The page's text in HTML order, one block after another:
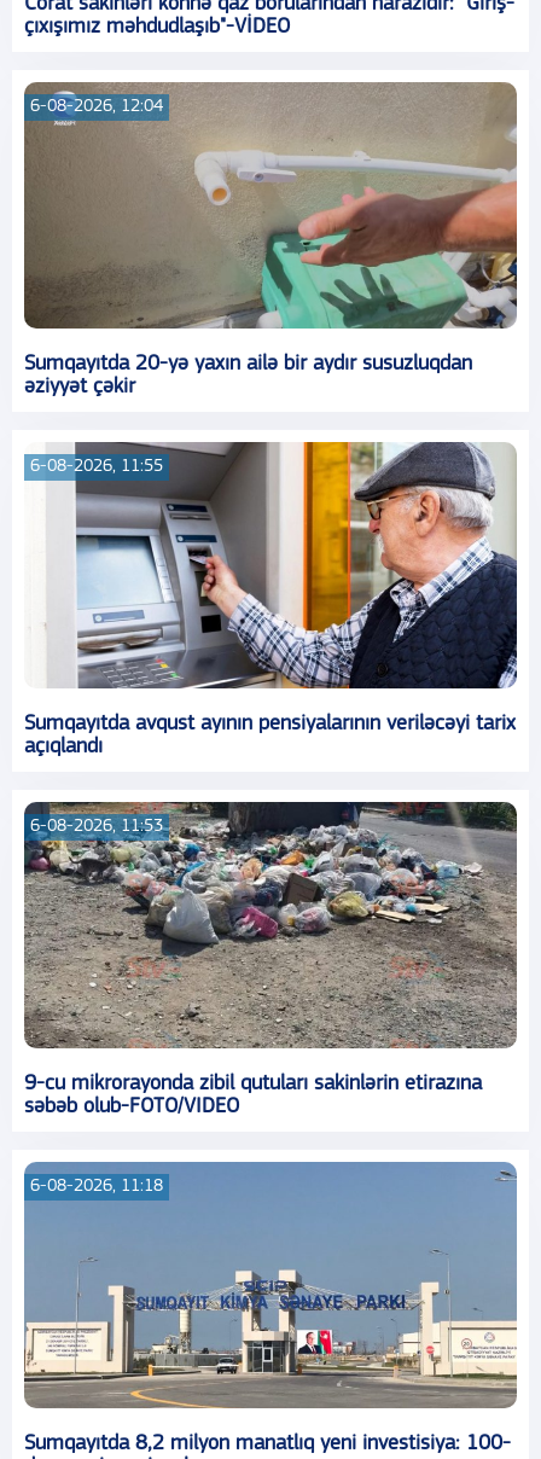
çıxışımız məhdudlaşıb"-VİDEO
6-08-2026, 12:04
Sumqayıtda 20-yə yaxın ailə bir aydır susuzluqdan
əziyyət çəkir
6-08-2026, 11:55
Sumqayıtda avqust ayının pensiyalarının veriləcəyi tarix
açıqlandı
6-08-2026, 11:53
9-cu mikrorayonda zibil qutuları sakinlərin etirazına
səbəb olub-FOTO/VIDEO
6-08-2026, 11:18
Sumqayıtda 8,2 milyon manatlıq yeni investisiya: 100-